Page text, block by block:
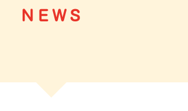
ＮＥＷＳ